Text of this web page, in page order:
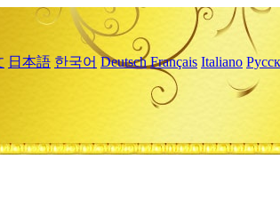
日本語 한국어 Deutsch Français Italiano